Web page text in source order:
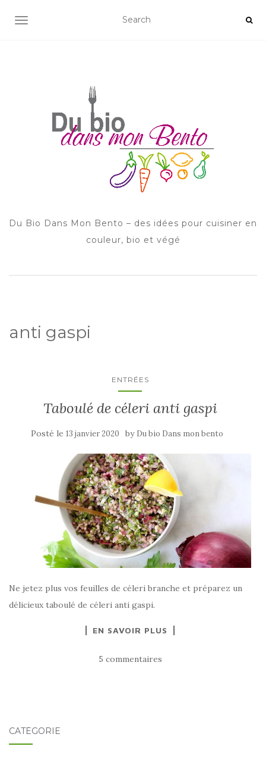
AFFICHER/MASQUER LA NAVIGATION
Du Bio Dans Mon Bento – des idées pour cuisiner en
couleur, bio et végé
anti gaspi
ENTRÉES
Taboulé de céleri anti gaspi
Posté le 13 janvier 2020 by Du bio Dans mon bento
Ne jetez plus vos feuilles de céleri branche et préparez un
délicieux taboulé de céleri anti gaspi.
EN SAVOIR PLUS
5 commentaires
CATÉGORIE